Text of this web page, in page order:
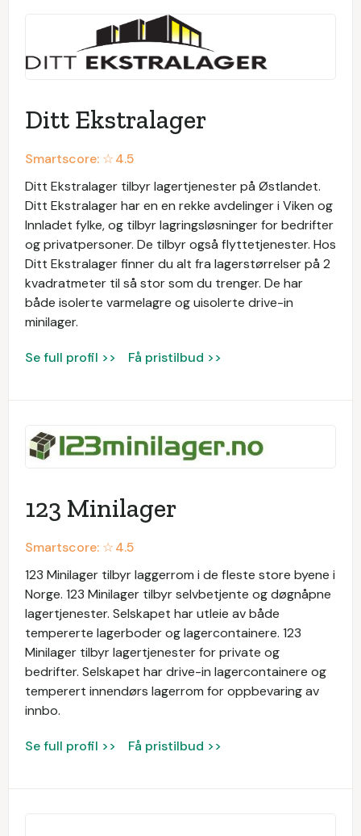
Ditt Ekstralager
Smartscore: ☆4.5
Ditt Ekstralager tilbyr lagertjenester på Østlandet.
Ditt Ekstralager har en en rekke avdelinger i Viken og
Innladet fylke, og tilbyr lagringsløsninger for bedrifter
og privatpersoner. De tilbyr også flyttetjenester. Hos
Ditt Ekstralager finner du alt fra lagerstørrelser på 2
kvadratmeter til så stor som du trenger. De har
både isolerte varmelagre og uisolerte drive-in
minilager.
Se full profil >> Få pristilbud >>
123 Minilager
Smartscore: ☆4.5
123 Minilager tilbyr laggerrom i de fleste store byene i
Norge. 123 Minilager tilbyr selvbetjente og døgnåpne
lagertjenester. Selskapet har utleie av både
tempererte lagerboder og lagercontainere. 123
Minilager tilbyr lagertjenester for private og
bedrifter. Selskapet har drive-in lagercontainere og
temperert innendørs lagerrom for oppbevaring av
innbo.
Se full profil >> Få pristilbud >>